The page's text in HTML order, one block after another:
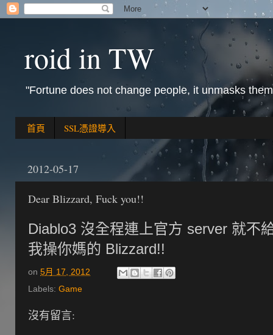
roid in TW
"Fortune does not change people, it unmasks
首頁 SSL憑證導入
2012-05-17
Dear Blizzard, Fuck you!!
Diablo3 沒全程連上官方 server 就不
我操你媽的 Blizzard!!
on 5月 17, 2012
Labels: Game
沒有留言: